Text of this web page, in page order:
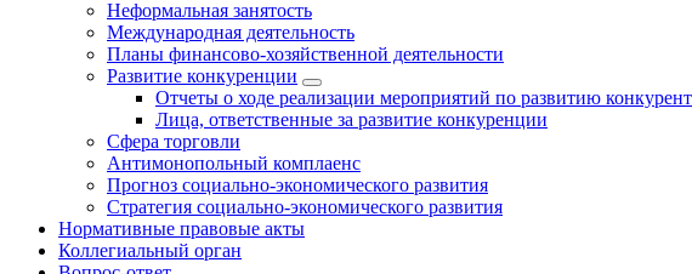
Неформальная занятость
Международная деятельность
Планы финансово-хозяйственной деятельности
Развитие конкуренции
Отчеты о ходе реализации мероприятий по развитию
Лица, ответственные за развитие конкуренции
Сфера торговли
Антимонопольный комплаенс
Прогноз социально-экономического развития
Стратегия социально-экономического развития
Нормативные правовые акты
Коллегиальный орган